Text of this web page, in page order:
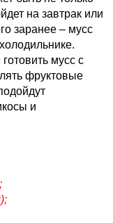
на завтрак или
заранее – мусс
мусс с
фруктовые
и